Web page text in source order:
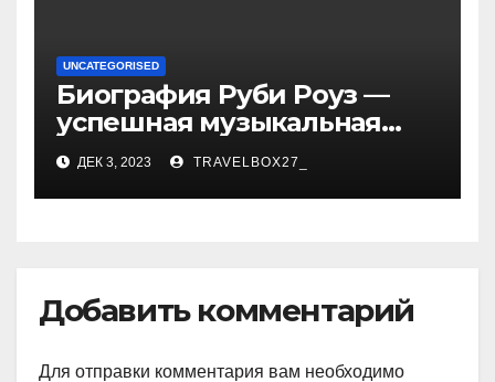
UNCATEGORISED
Биография Руби Роуз —
успешная музыкальная
карьера, личная жизнь и
знаковые достижения
ДЕК 3, 2023 TRAVELBOX27_
Добавить комментарий
Для отправки комментария вам необходимо